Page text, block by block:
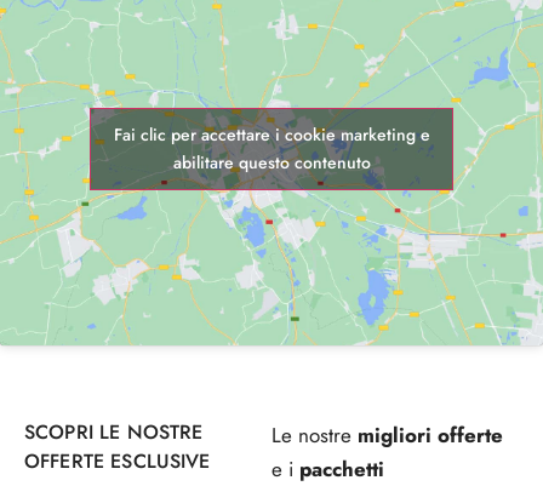
Fai clic per accettare i cookie marketing e
abilitare questo contenuto
SCOPRI LE NOSTRE
OFFERTE ESCLUSIVE
Le nostre migliori offerte
e i pacchetti